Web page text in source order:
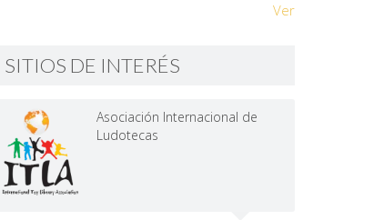
Ver
SITIOS DE INTERÉS
Asociación Internacional de
Ludotecas